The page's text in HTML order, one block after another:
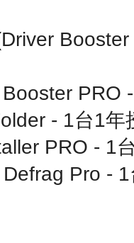
PRO
- 1台1年
PRO - 1
Pro -